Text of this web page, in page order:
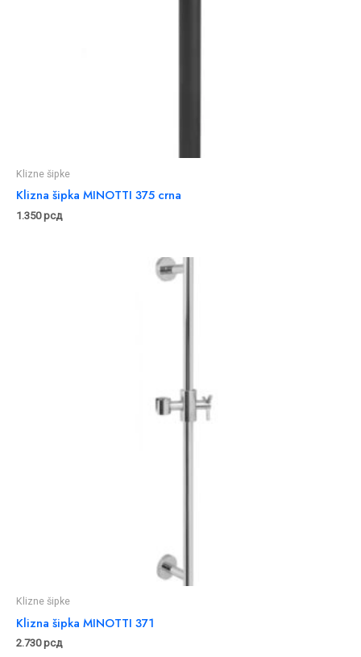
Klizne šipke
Klizna šipka MINOTTI 375 crna
1.350рсд
Klizne šipke
Klizna šipka MINOTTI 371
2.730рсд